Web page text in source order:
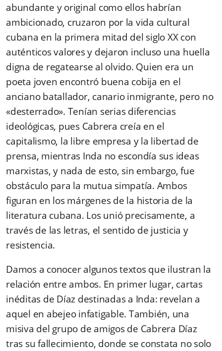
abundante y original como ellos habrían
ambicionado, cruzaron por la vida cultural
cubana en la primera mitad del siglo XX con
auténticos valores y dejaron incluso una huella
digna de regatearse al olvido. Quien era un
poeta joven encontró buena cobija en el
anciano batallador, canario inmigrante, pero no
«desterrado». Tenían serias diferencias
ideológicas, pues Cabrera creía en el
capitalismo, la libre empresa y la libertad de
prensa, mientras Inda no escondía sus ideas
marxistas, y nada de esto, sin embargo, fue
obstáculo para la mutua simpatía. Ambos
figuran en los márgenes de la historia de la
literatura cubana. Los unió precisamente, a
través de las letras, el sentido de justicia y
resistencia.
Damos a conocer algunos textos que ilustran la
relación entre ambos. En primer lugar, cartas
inéditas de Díaz destinadas a Inda: revelan a
aquel en abejeo infatigable. También, una
misiva del grupo de amigos de Cabrera Díaz
tras su fallecimiento, donde se constata no solo